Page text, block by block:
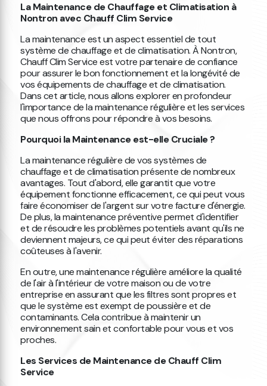
La Maintenance de Chauffage et Climatisation à
Nontron avec Chauff Clim Service
La maintenance est un aspect essentiel de tout
système de chauffage et de climatisation. À Nontron,
Chauff Clim Service est votre partenaire de confiance
pour assurer le bon fonctionnement et la longévité de
vos équipements de chauffage et de climatisation.
Dans cet article, nous allons explorer en profondeur
l'importance de la maintenance régulière et les services
que nous offrons pour répondre à vos besoins.
Pourquoi la Maintenance est-elle Cruciale ?
La maintenance régulière de vos systèmes de
chauffage et de climatisation présente de nombreux
avantages. Tout d'abord, elle garantit que votre
équipement fonctionne efficacement, ce qui peut vous
faire économiser de l'argent sur votre facture d'énergie.
De plus, la maintenance préventive permet d'identifier
et de résoudre les problèmes potentiels avant qu'ils ne
deviennent majeurs, ce qui peut éviter des réparations
coûteuses à l'avenir.
En outre, une maintenance régulière améliore la qualité
de l'air à l'intérieur de votre maison ou de votre
entreprise en assurant que les filtres sont propres et
que le système est exempt de poussière et de
contaminants. Cela contribue à maintenir un
environnement sain et confortable pour vous et vos
proches.
Les Services de Maintenance de Chauff Clim
Service